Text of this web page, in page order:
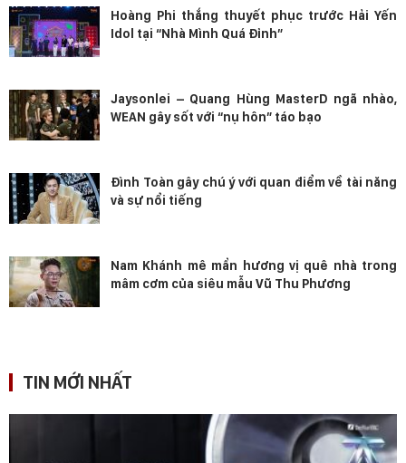
Hoàng Phi thắng thuyết phục trước Hải Yến
Idol tại “Nhà Mình Quá Đỉnh”
Jaysonlei – Quang Hùng MasterD ngã nhào,
WEAN gây sốt với “nụ hôn” táo bạo
Đình Toàn gây chú ý với quan điểm về tài năng
và sự nổi tiếng
Nam Khánh mê mẩn hương vị quê nhà trong
mâm cơm của siêu mẫu Vũ Thu Phương
TIN MỚI NHẤT